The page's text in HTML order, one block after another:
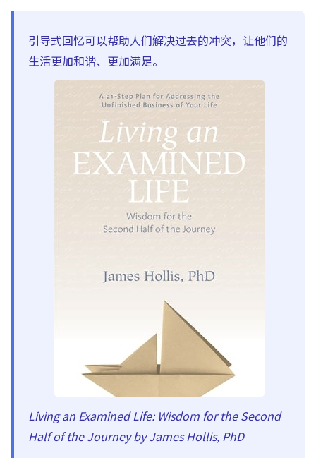
引导式回忆可以帮助人们解决过去的冲突，让他们的
生活更加和谐、更加满足。
Living an Examined Life: Wisdom for the Second
Half of the Journey by James Hollis, PhD